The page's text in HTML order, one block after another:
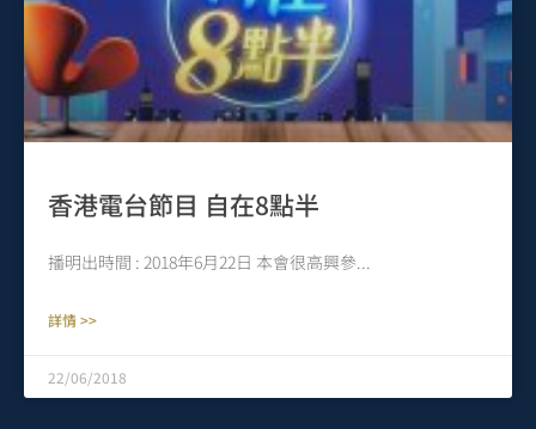
香港電台節目 自在8點半
播明出時間 : 2018年6月22日 本會很高興參
詳情 >>
22/06/2018